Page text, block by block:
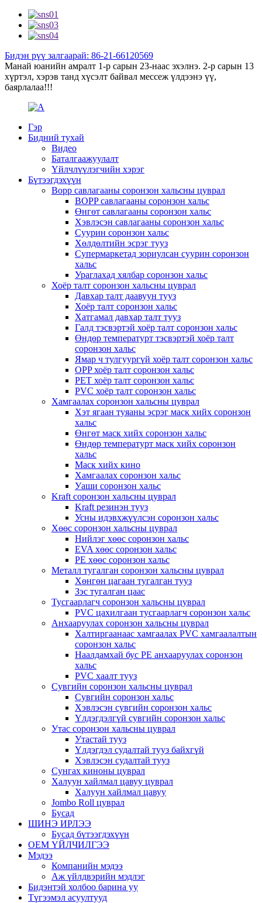
Бидэн рүү залгаарай: 86-21-66120569
Манай юанийн амралт 1-р сарын 23-наас эхэлнэ. 2-р сарын 13
хүртэл, хэрэв танд хүсэлт байвал мессеж үлдээнэ үү,
баярлалаа!!!
Гэр
Бидний тухай
Видео
Баталгаажуулалт
Үйлчлүүлэгчийн хэрэг
Бүтээгдэхүүн
Bopp савлагааны соронзон хальсны цуврал
BOPP савлагааны соронзон хальс
Өнгөт савлагааны соронзон хальс
Хэвлэсэн савлагааны соронзон хальс
Суурин соронзон хальс
Хөлдөлтийн эсрэг тууз
Супермаркетад зориулсан суурин соронзон
хальс
Ураглахад хялбар соронзон хальс
Хоёр талт соронзон хальсны цуврал
Давхар талт даавуун тууз
Хоёр талт соронзон хальс
Хатгамал давхар талт тууз
Галд тэсвэртэй хоёр талт соронзон хальс
Өндөр температурт тэсвэртэй хоёр талт
соронзон хальс
Ямар ч тулгуургүй хоёр талт соронзон хальс
OPP хоёр талт соронзон хальс
PET хоёр талт соронзон хальс
PVC хоёр талт соронзон хальс
Хамгаалах соронзон хальсны цуврал
Хэт ягаан туяаны эсрэг маск хийх соронзон
хальс
Өнгөт маск хийх соронзон хальс
Өндөр температурт маск хийх соронзон
хальс
Маск хийх кино
Хамгаалах соронзон хальс
Уаши соронзон хальс
Kraft соронзон хальсны цуврал
Kraft резинэн тууз
Усны идэвхжүүлсэн соронзон хальс
Хөөс соронзон хальсны цуврал
Нийлэг хөөс соронзон хальс
EVA хөөс соронзон хальс
PE хөөс соронзон хальс
Металл тугалган соронзон хальсны цуврал
Хөнгөн цагаан тугалган тууз
Зэс тугалган цаас
Тусгаарлагч соронзон хальсны цуврал
PVC цахилгаан тусгаарлагч соронзон хальс
Анхааруулах соронзон хальсны цуврал
Халтиргаанаас хамгаалах PVC хамгаалалтын
соронзон хальс
Наалдамхай бус PE анхааруулах соронзон
хальс
PVC хаалт тууз
Сувгийн соронзон хальсны цуврал
Сувгийн соронзон хальс
Хэвлэсэн сувгийн соронзон хальс
Үлдэгдэлгүй сувгийн соронзон хальс
Утас соронзон хальсны цуврал
Утастай тууз
Үлдэгдэл судалтай тууз байхгүй
Хэвлэсэн судалтай тууз
Сунгах киноны цуврал
Халуун хайлмал цавуу цуврал
Халуун хайлмал цавуу
Jombo Roll цуврал
Бусад
ШИНЭ ИРЛЭЭ
Бусад бүтээгдэхүүн
OEM ҮЙЛЧИЛГЭЭ
Мэдээ
Компанийн мэдээ
Аж үйлдвэрийн мэдлэг
Бидэнтэй холбоо барина уу
Түгээмэл асуултууд